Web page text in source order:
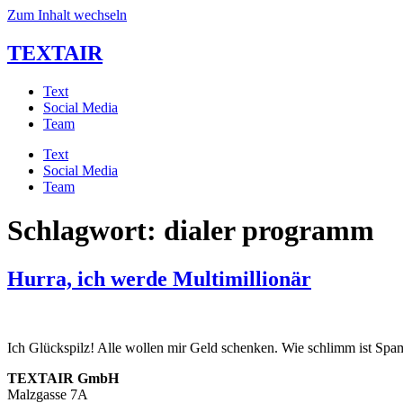
Zum Inhalt wechseln
TEXTAIR
Text
Social Media
Team
Text
Social Media
Team
Schlagwort: dialer programm
Hurra, ich werde Multimillionär
Ich Glückspilz! Alle wollen mir Geld schenken. Wie schlimm ist
TEXTAIR GmbH
Malzgasse 7A